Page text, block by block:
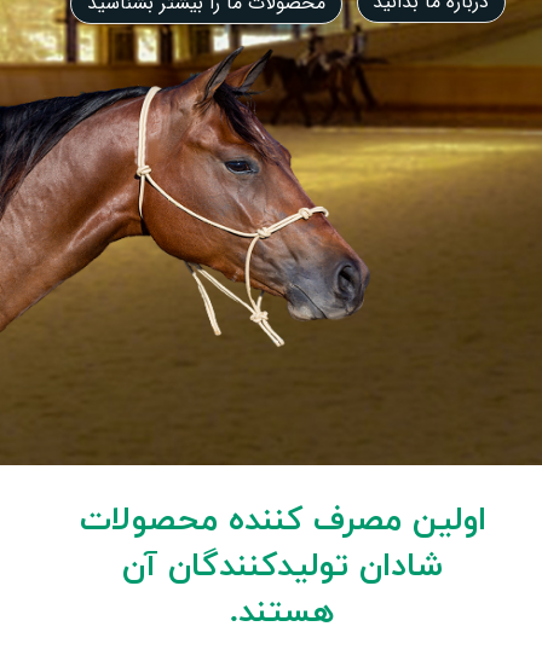
اولین مصرف کننده محصولات
شادان تولیدکنندگان آن
هستند.